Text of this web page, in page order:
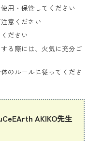
用・保管してください
意ください
ださい
る際には、火気に充分ご
のルールに従ってくださ
AKIKO先生